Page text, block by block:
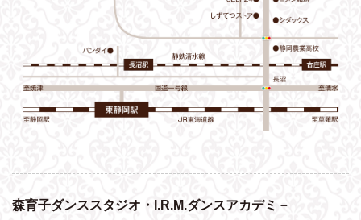
森育子ダンススタジオ・I.R.M.ダンスアカデミ－